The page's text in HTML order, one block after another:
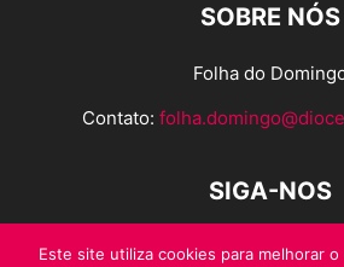
SOBRE NÓS
Folha do
Contato:
SIGA-NOS
Este site utiliza cookies para melhorar